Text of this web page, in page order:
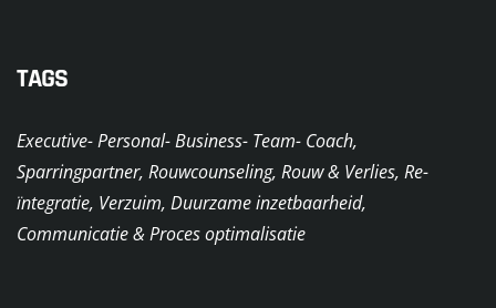
TAGS
Executive- Personal- Business- Team- Coach,
Sparringpartner, Rouwcounseling, Rouw & Verlies, Re-
ïntegratie, Verzuim, Duurzame inzetbaarheid,
Communicatie & Proces optimalisatie